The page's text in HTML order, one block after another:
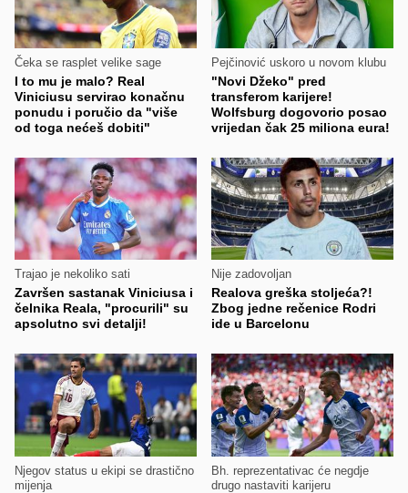
Čeka se rasplet velike sage
I to mu je malo? Real
Viniciusu servirao konačnu
ponudu i poručio da "više
od toga nećeš dobiti"
Pejčinović uskoro u novom klubu
"Novi Džeko" pred
transferom karijere!
Wolfsburg dogovorio posao
vrijedan čak 25 miliona eura!
Trajao je nekoliko sati
Završen sastanak Viniciusa i
čelnika Reala, "procurili" su
apsolutno svi detalji!
Nije zadovoljan
Realova greška stoljeća?!
Zbog jedne rečenice Rodri
ide u Barcelonu
Njegov status u ekipi se drastično
mijenja
Bh. reprezentativac će negdje
drugo nastaviti karijeru